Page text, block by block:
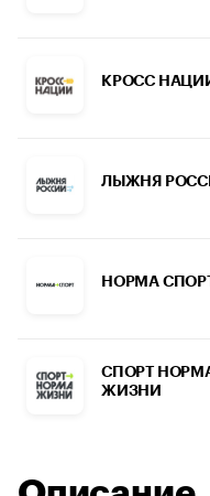
КРОСС
ЛЫЖНЯ
НОРМА
СПОРТ
ЖИЗНИ